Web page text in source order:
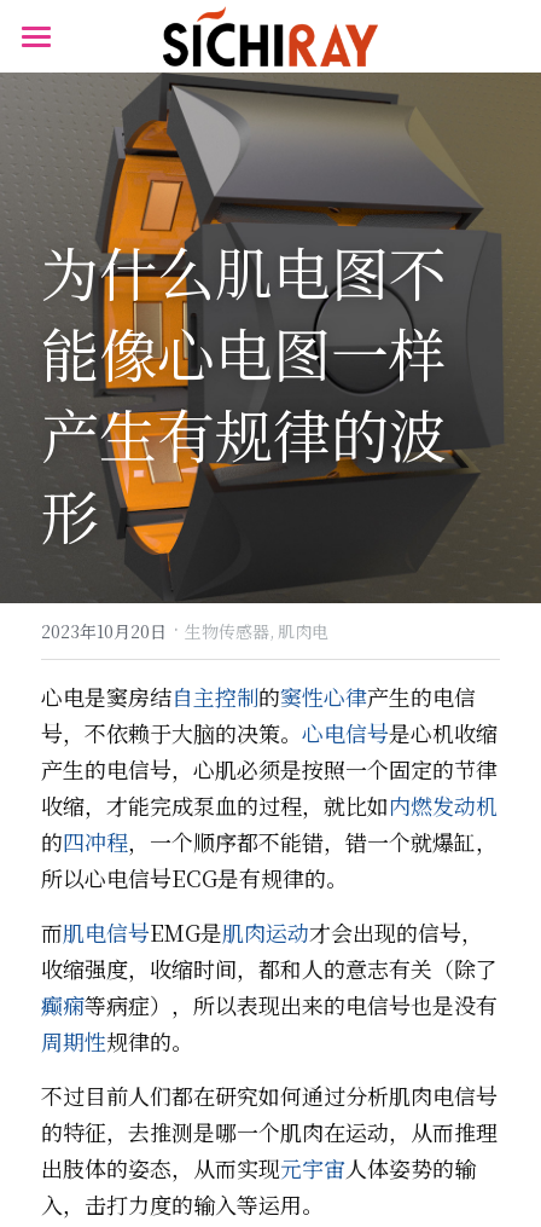
首页
产品商城
产品知识库
BLOG
B站视频
关于我们
搜索
为什么肌电图不
能像心电图一样
产生有规律的波
形
2023年10月20日 · 生物传感器, 肌肉电
心电是窦房结自主控制的窦性心律产生的电信
号，不依赖于大脑的决策。 心电信号是心机收缩
产生的电信号，心肌必须是按照一个固定的节律
收缩，才能完成泵血的过程，就比如内燃发动机
的四冲程，一个顺序都不能错，错一个就爆缸，
所以心电信号ECG是有规律的。
而肌电信号EMG是肌肉运动才会出现的信号，
收缩强度，收缩时间，都和人的意志有关（除了
癫痫等病症），所以表现出来的电信号也是没有
周期性规律的。
不过目前人们都在研究如何通过分析肌肉电信号
的特征，去推测是哪一个肌肉在运动，从而推理
出肢体的姿态，从而实现元宇宙人体姿势的输
入，击打力度的输入等运用。
商品分类
可穿戴设备
生物传感器